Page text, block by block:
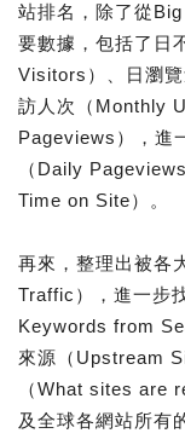
站排名，除了從
要數據，包括了日
Visitors）、日瀏
訪人次（Monthly
Pageviews），進
（Daily
Time on Site）。
再來，整理出被各
Traffic），進一步
Keywords from
來源（Upstream
（What sites are
及全球各網站所有